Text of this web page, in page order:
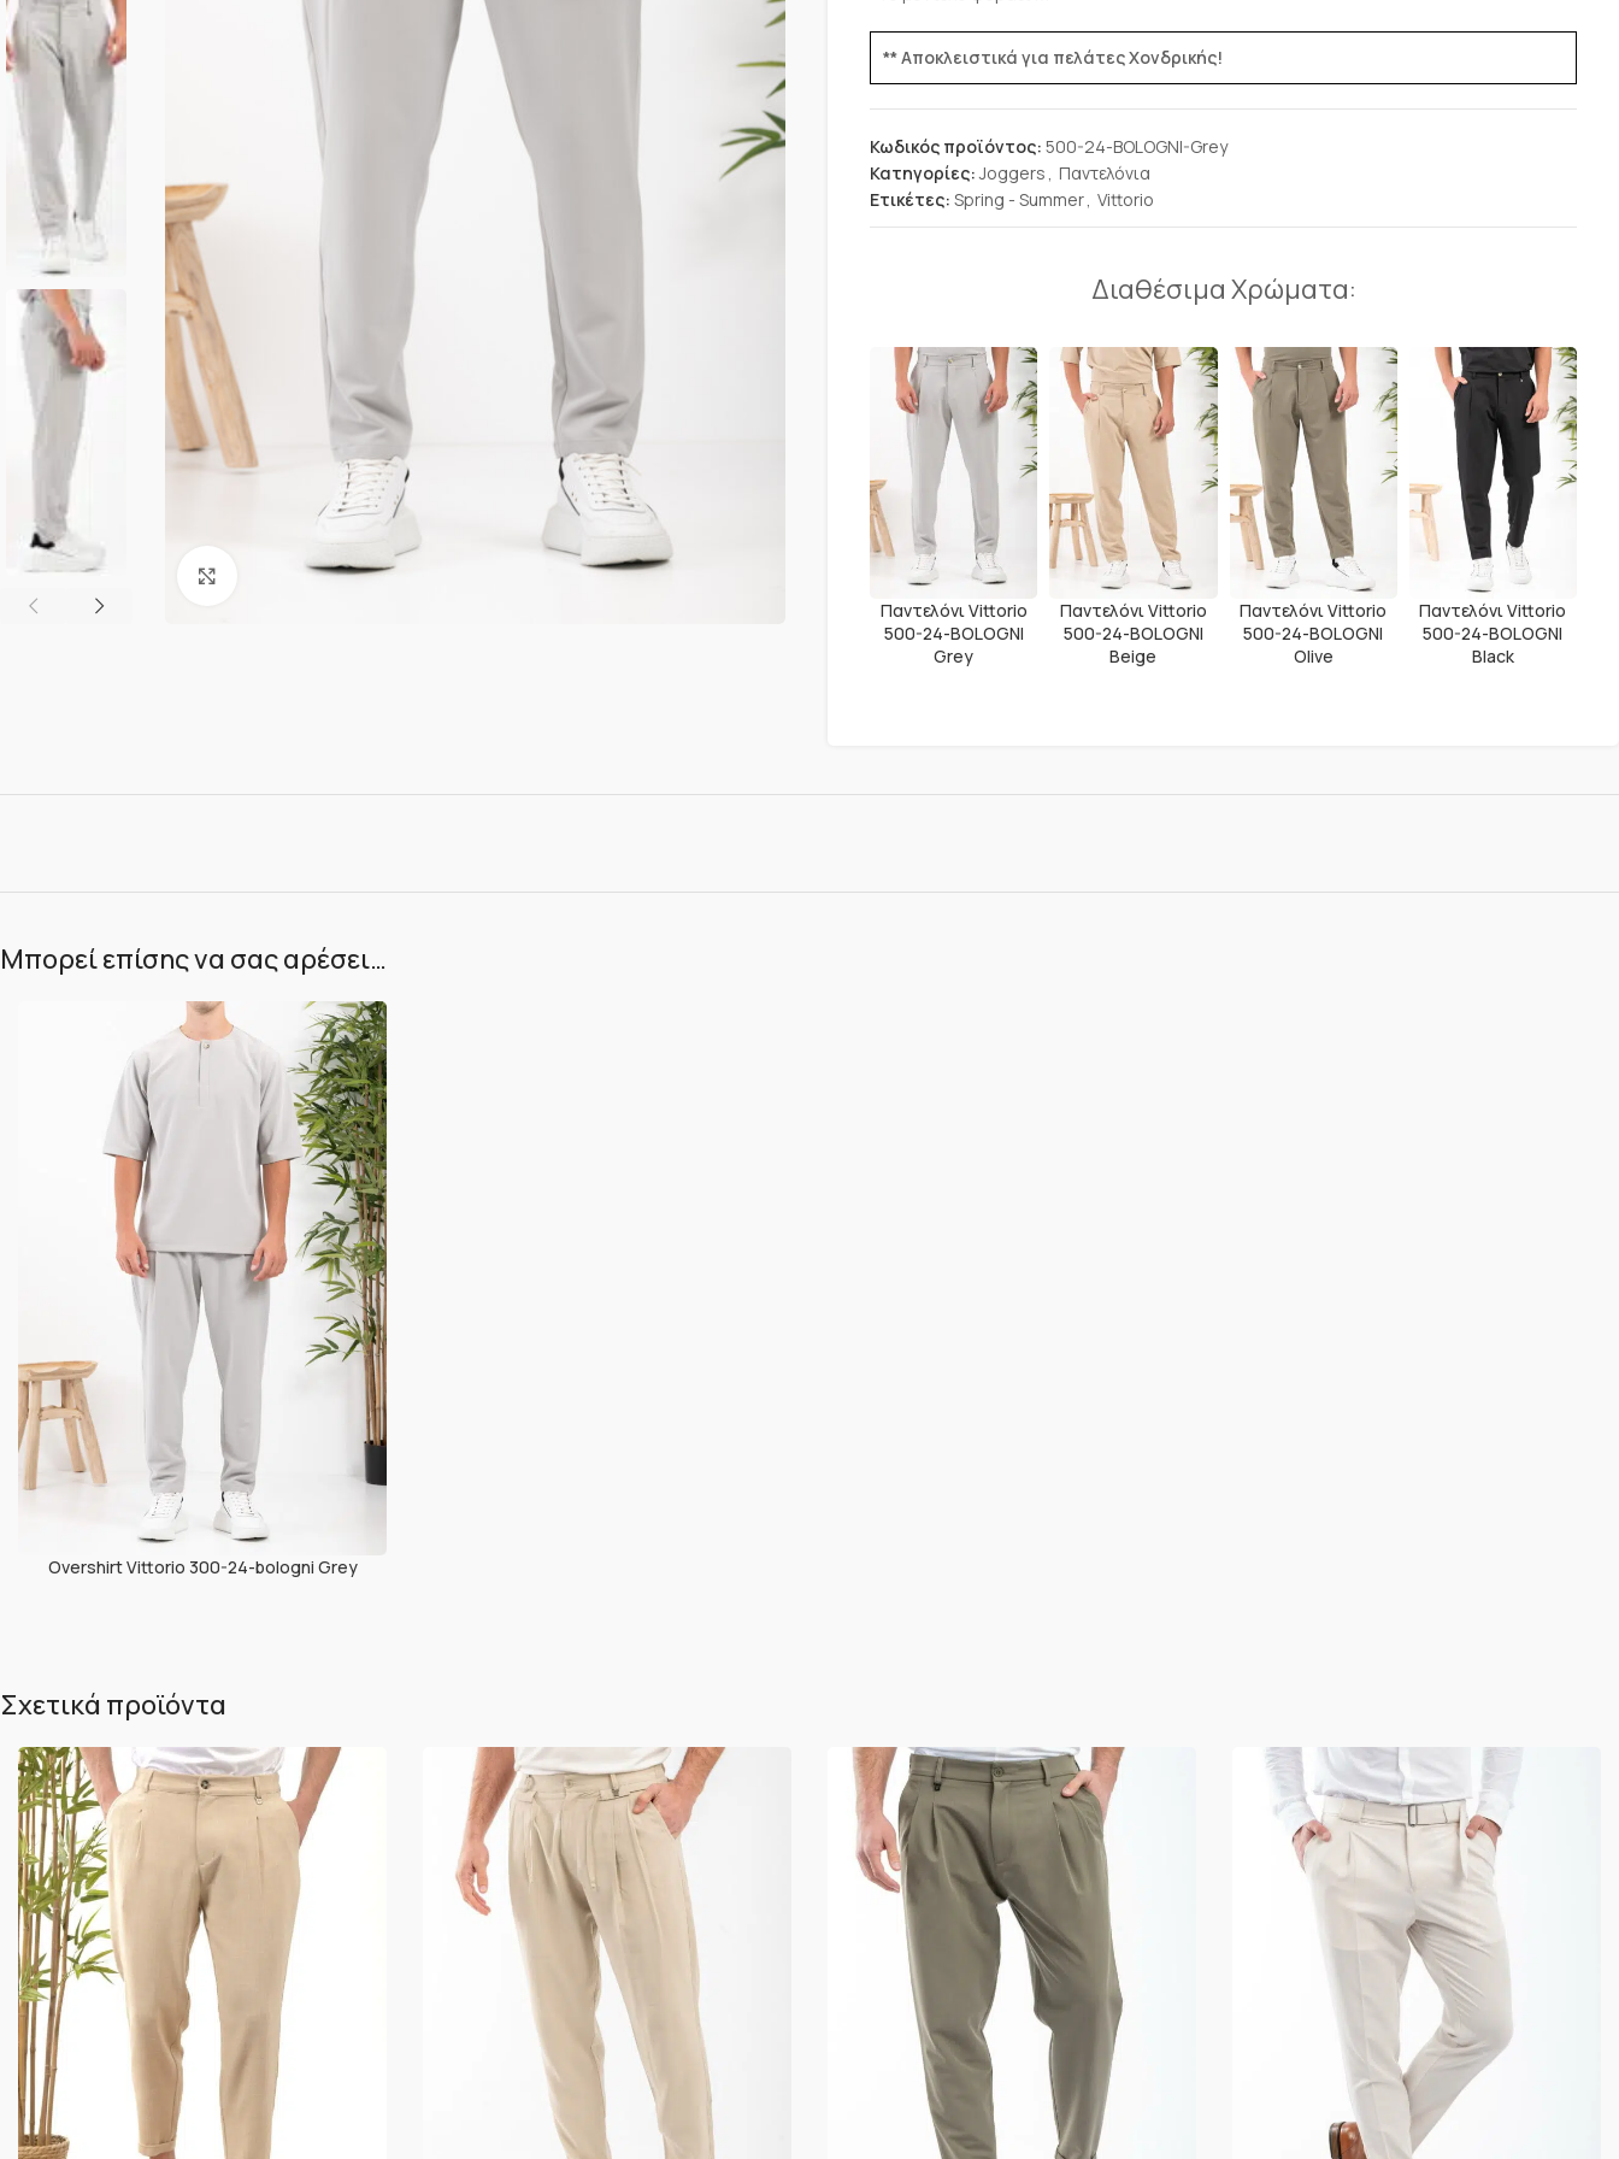
Κλικ για μεγέθυνση
** Αποκλειστικά για πελάτες Χονδρικής!
Κωδικός προϊόντος: 500-24-BOLOGNI-Grey
Κατηγορίες: Joggers , Παντελόνια
Ετικέτες: Spring - Summer, Vittorio
Διαθέσιμα Χρώματα:
Παντελόνι Vittorio
500-24-BOLOGNI
Grey
Παντελόνι Vittorio
500-24-BOLOGNI
Beige
Παντελόνι Vittorio
500-24-BOLOGNI
Olive
Παντελόνι Vittorio
500-24-BOLOGNI
Black
Μπορεί επίσης να σας αρέσει…
Overshirt Vittorio 300-24-bologni Grey
Σχετικά προϊόντα